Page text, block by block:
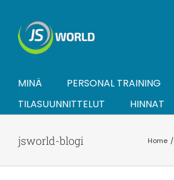
content
MINÄ
PERSONAL TRAINING
TILASUUNNITTELUT
HINNAT
jsworld-blogi Home